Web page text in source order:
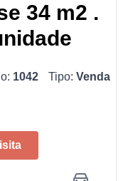
34 m2 .
1042 Tipo: Venda